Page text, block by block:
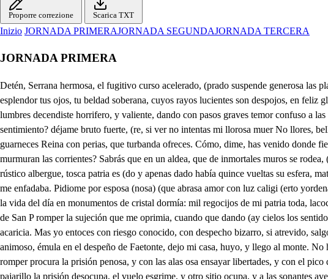
Proporre correzione Scarica TXT
Inizio JORNADA PRIMERAJORNADA SEGUNDAJORNADA TERCERA
JORNADA PRIMERA
Detén, Serrana hermosa, el fugitivo curso acelerado, (prado suspende generosa las plantas, luz del valle, honor de él emulación valiente del Delfico, Planeta refulgente. No permitas, Serrana, que desocupe el esplendor tus ojos, tu beldad soberana, cuyos rayos lucientes son despojos, en feliz gloria vuelva el bárbaro temor de aquesta selva. Monstruo, que de las cumbres que ese monte coronan eminentes, entre fulgidas lumbres decendiste horrifero, y valiente, dando con pasos graves temor confuso a las canoras aves. Porque mis pasos sigues? quien te provoca atán extraño intento una mujer persigues, prodiga de temor, y sentimiento? déjame bruto fuerte, (re, si ver no intentas mi llorosa muer No llores, bella Aurora, (gro, que a tu beldad mi rustiquez consa. mira que el Orbe ignora, tan oculto prodigio, tal milagro, pues siendo Sol guarneces Reina con perias, que turbanda ofreces. Cómo, dime, has venido donde fieras, y brutos habitaron? donde el viento impelido las ramas destroncó, que se enojaró? y donde de las fuentes con ronco so murmuran las corrientes? Sabrás que en un aldea, que de inmortales muros se rodea, (cos, a cuyos obeliscos reconocen por padres muchos ris de cuya amenidad Eliseos prados, o son originales, o traslados, (mia, rústico albergue, tosca patria es (do y apenas dado había quince vueltas su esfera, matizan- el Sol a Cintia, cuando un amante pastor rindió a mis ojos el alma por despojos; mas tanto me cansaba, que solo de mirarle me enfadaba. Pidiome por esposa (nosa) (que abrasa amor con luz caligi (erto yordenando mis padres el concilto. cobronuevos alientos de amor muer Despósose conmigo cierta noche, que ausente el bello coche de la vida del día en monumentos de cristal dormía: mil regocijos de mi patria toda, lacocordia ordeno paralaboda. (ua Llegó la infeliz noche en que intenta gozar los triunfos que el amor ledaba y en que yo pretendía o de San P romper la sujeción que me oprimia, cuando que dando (ay cielos los sentidos en elevación dulce suspendidos, con muerta diligencia derrama la prudencia, la razón desperdicia, y mortales estampas acaricia. Mas yo entoces con riesgo conocido, con despecho bizarro, si atrevido, salgo del aposento, recogida lavoz, torpe el aliento, con paso desairado; con desaire alentado, con aliento medroso, y con miedo animoso, émula en el despeño de Faetonte, dejo mi casa, huyo, y llego al monte. No has visto un pajarillo enamorado que atento a su cuidado, y preso de una jaula en los rigores, al son de contrapuntos, y primores, romper procura la prisión penosa, y con las alas osa ensayar libertades, y con el pico quebrantar crueldades, y descuido piadoso del dueño, ocasionando su alborozo, por darle decomer, suelta un palillo, y alegre el pajarillo la prisión desocupa, el vuelo esgrime, y otro sitio ocupa, y a las sonantes aves, su libertad les dice en tonos graves? No has visto alguna oveja, que el valle mide, y el rebaño deja, tan mansa, tan humilde, tan hermosa, tan galante, y briosa; y tan toda de nieve, que con la vista, quien la ve la bebe: y boraz animal, hambriento lobo, viendo a la vista el robo no malograr procura el plato que le trincha su ventura, envístele veloz con tiranía, ella se rinde, y cuando ya quería dividirla en pedazos (brazos, con corbos dientes, con membrudos cuando ya el fiero golpe le tiraba, lastimoso un pastor que la miraba; por las peñas deciende, y su creel ejecución suspende, y la triste ovejuela ya libre, salta, huye, corre, vuela, y contenta balando su dulce libertad va celebrando? No has visto un arroyuelo, que con plantas de hielo huye de la montaña, y se esconde entre juncia; y espadaña, y por no hacer ruido sin temores, se deja deslizar entre las flores, haciendo una represa, tal vez, como que vuelve la cabeza, y luego baja, y decendiendo a un valle en que para contalle muchas aves le aguardan, se dilata. vertiendo perlas, y sembrando plata? Pues yo en mi atrevimiento y alboro- fui oveja, arroyo, pájaro brioso, (to, salté a la sierra, vite en ese monte, pirámide inmortal de